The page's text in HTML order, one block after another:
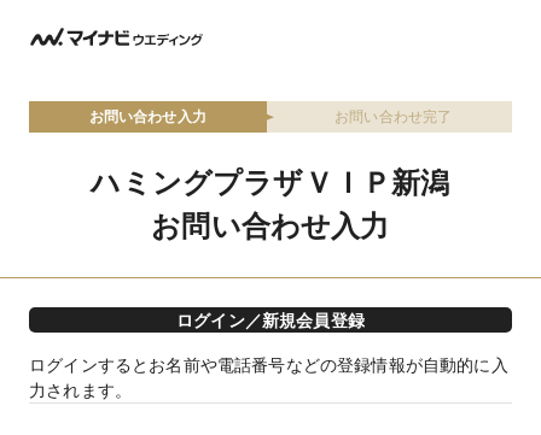
お問い合わせ入力 お問い合わせ完了
ハミングプラザＶＩＰ新潟
お問い合わせ入力
ログイン／新規会員登録
ログインするとお名前や電話番号などの登録情報が自動的に入
力されます。